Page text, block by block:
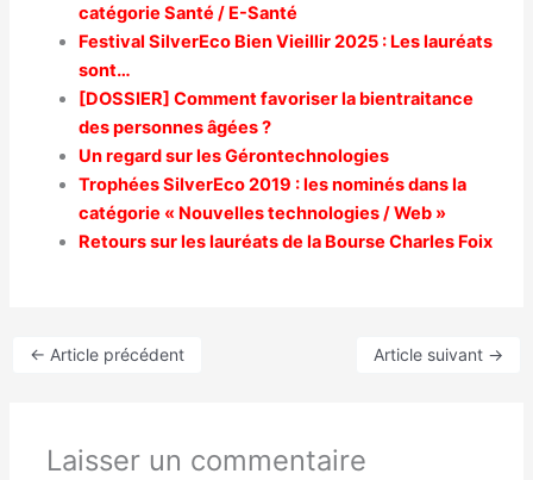
catégorie Santé / E-Santé
Festival SilverEco Bien Vieillir 2025 : Les lauréats
sont…
[DOSSIER] Comment favoriser la bientraitance
des personnes âgées ?
Un regard sur les Gérontechnologies
Trophées SilverEco 2019 : les nominés dans la
catégorie « Nouvelles technologies / Web »
Retours sur les lauréats de la Bourse Charles Foix
← Article précédent Article suivant →
Laisser un commentaire